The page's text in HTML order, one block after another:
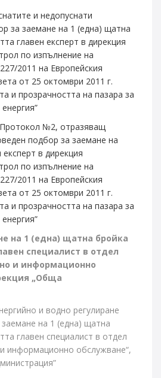
и недопуснати
за заемане на 1 (една) щатна
главен експерт в дирекция
по изпълнение на
2011 на Европейския
от 25 октомври 2011 г.
и прозрачността на пазара за
№2, отразяващ
подбор за заемане на
в дирекция
по изпълнение на
2011 на Европейския
от 25 октомври 2011 г.
и прозрачността на пазара за
на 1 (една) щатна бройка
специалист в отдел
и информационно
„Обща
и водно регулиране
на 1 (една) щатна
главен специалист в отдел
информационно обслужване“,